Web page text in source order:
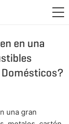
en una
una gran